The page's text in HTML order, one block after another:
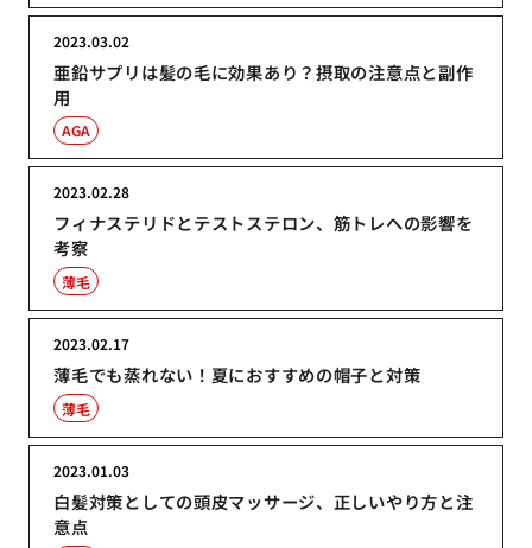
亜鉛サプリは髪の毛に効果あり？摂取の注意点と副作
用
2023.03.02
AGA
フィナステリドとテストステロン、筋トレへの影響を
考察
2023.02.28
薄毛
薄毛でも蒸れない！夏におすすめの帽子と対策
2023.02.17
薄毛
白髪対策としての頭皮マッサージ、正しいやり方と注
意点
2023.01.03